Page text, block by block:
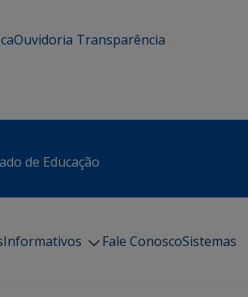
Ouvidoria Transparência
de Educação
Informativos Fale ConoscoSistemas